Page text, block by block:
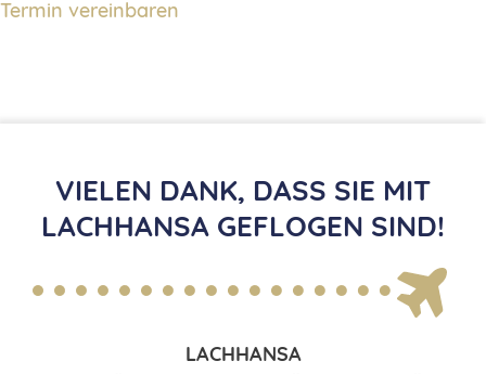
Termin vereinbaren
VIELEN DANK, DASS SIE MIT
LACHHANSA GEFLOGEN SIND!
LACHHANSA